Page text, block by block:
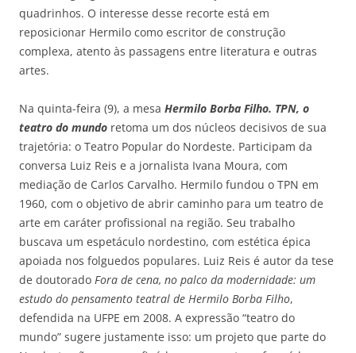
quadrinhos. O interesse desse recorte está em
reposicionar Hermilo como escritor de construção
complexa, atento às passagens entre literatura e outras
artes.
Na quinta-feira (9), a mesa Hermilo Borba Filho. TPN, o
teatro do mundo retoma um dos núcleos decisivos de sua
trajetória: o Teatro Popular do Nordeste. Participam da
conversa Luiz Reis e a jornalista Ivana Moura, com
mediação de Carlos Carvalho. Hermilo fundou o TPN em
1960, com o objetivo de abrir caminho para um teatro de
arte em caráter profissional na região. Seu trabalho
buscava um espetáculo nordestino, com estética épica
apoiada nos folguedos populares. Luiz Reis é autor da tese
de doutorado Fora de cena, no palco da modernidade: um
estudo do pensamento teatral de Hermilo Borba Filho,
defendida na UFPE em 2008. A expressão “teatro do
mundo” sugere justamente isso: um projeto que parte do